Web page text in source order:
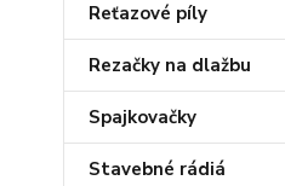
Reťazové píly
Rezačky na dlažbu
Spajkovačky
Stavebné rádiá